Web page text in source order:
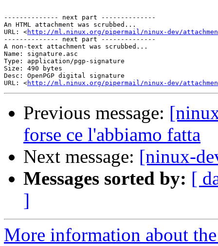
-------------- next part --------------
An HTML attachment was scrubbed...
URL: <http://ml.ninux.org/pipermail/ninux-dev/
-------------- next part --------------
A non-text attachment was scrubbed...
Name: signature.asc
Type: application/pgp-signature
Size: 490 bytes
Desc: OpenPGP digital signature
URL: <http://ml.ninux.org/pipermail/ninux-dev/
Previous message:
forse ce l'abbiamo fatta
Next message: [ninux-
Messages sorted by: [
]
More information about